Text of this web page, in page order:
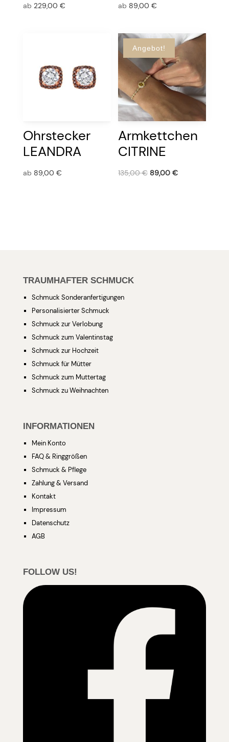
ab 229,00 € ab 89,00€
Ohrstecker
LEANDRA
ab 89,00 €
Angebot!
Armkettchen
CITRINE
135,00€ 89,00€
TRAUMHAFTER SCHMUCK
Schmuck Sonderanfertigungen
Personalisierter Schmuck
Schmuck zur Verlobung
Schmuck zum Valentinstag
Schmuck zur Hochzeit
Schmuck für Mütter
Schmuck zum Muttertag
Schmuck zu Weihnachten
INFORMATIONEN
Mein Konto
FAQ & Ringgrößen
Schmuck & Pflege
Zahlung & Versand
Kontakt
Impressum
Datenschutz
AGB
FOLLOW US!